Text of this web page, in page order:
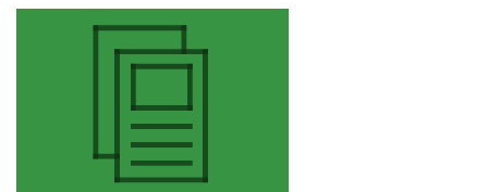
Programas
REGIONAL LITORAL
Revista Dinámica
Recursos Digitales